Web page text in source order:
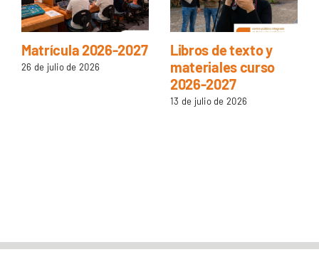
Matrícula 2026-2027
26 de julio de 2026
Libros de texto y
materiales curso
2026-2027
13 de julio de 2026